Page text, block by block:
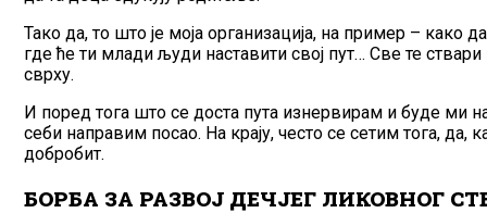
Тако да, то што је моја организација, на пример – како
где ће ти млади људи наставити свој пут… Све те
сврху.
И поред тога што се доста пута изнервирам и буде ми
себи направим посао. На крају, често се сетим тога, да,
добробит.
БОРБА ЗА РАЗВОЈ ДЕЧЈЕГ ЛИКОВНОГ